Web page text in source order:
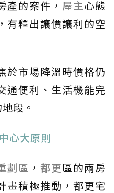
產的案件， 屋主心態
有釋出讓價讓利的空
於市場降溫時價格仍
通便利、生活機能完
段。
心大原則
劃區 ，都更區的兩房
畫積極推動，都更宅